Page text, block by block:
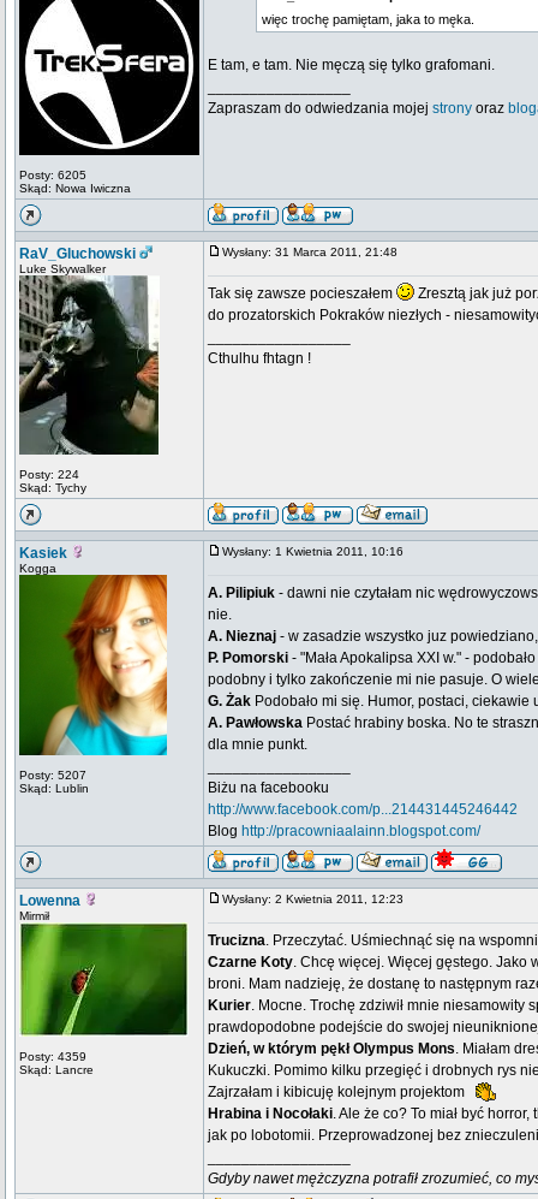
Posty: 6205
Skąd: Nowa Iwiczna
więc trochę pamiętam, jaka to męka.
E tam, e tam. Nie męczą się tylko grafomani.
Zapraszam do odwiedzania mojej strony oraz
RaV_Gluchowski
Luke Skywalker
Posty: 224
Skąd: Tychy
Wysłany: 31 Marca 2011, 21:48
Tak się zawsze pocieszałem
Zresztą jak już
do prozatorskich Pokraków niezłych -
Cthulhu fhtagn !
Kasiek
Kogga
Posty: 5207
Skąd: Lublin
Wysłany: 1 Kwietnia 2011, 10:16
A. Pilipiuk - dawni nie czytałam nic
nie.
A. Nieznaj - w zasadzie wszystko juz
P. Pomorski - "Mała Apokalipsa XXI w." -
podobny i tylko zakończenie mi nie pasuje. O
G. Żak Podobało mi się. Humor, postaci, ciekawie
A. Pawłowska Postać hrabiny boska. No te
dla mnie punkt.
Biżu na facebooku
http://www.facebook.com/p...214431445246442
Blog http://pracowniaalainn.blogspot.com/
Lowenna
Mirmił
Posty: 4359
Skąd: Lancre
Wysłany: 2 Kwietnia 2011, 12:23
Trucizna. Przeczytać. Uśmiechnąć się na
Czarne Koty. Chcę więcej. Więcej gęstego. Jako
broni. Mam nadzieję, że dostanę to następnym
Kurier. Mocne. Trochę zdziwił mnie niesamowity
prawdopodobne podejście do swojej
Dzień, w którym pękł Olympus Mons. Miałam
Kukuczki. Pomimo kilku przegięć i drobnych rys
Zajrzałam i kibicuję kolejnym projektom
Hrabina i Nocołaki. Ale że co? To miał być
jak po lobotomii. Przeprowadzonej bez
Gdyby nawet mężczyzna potrafił zrozumieć, co